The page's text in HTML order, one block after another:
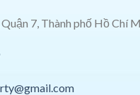
7, Thành phố Hồ Chí